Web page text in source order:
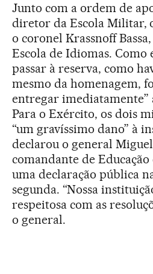
Junto com a ordem de
diretor da Escola Militar,
o coronel Krassnoff
Escola de Idiomas. Como
passar à reserva, como
mesmo da homenagem,
entregar imediatamente”
Para o Exército, os dois
“um gravíssimo dano” à
declarou o general
comandante de
uma declaração pública
segunda. “Nossa
respeitosa com as
o general.